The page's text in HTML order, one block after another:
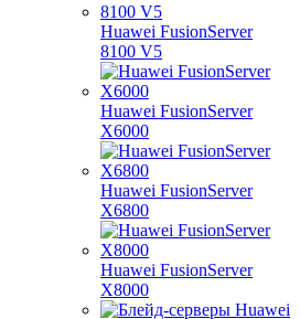
Huawei FusionServer
8100 V5
Huawei FusionServer
X6000
Huawei FusionServer
X6800
Huawei FusionServer
X8000